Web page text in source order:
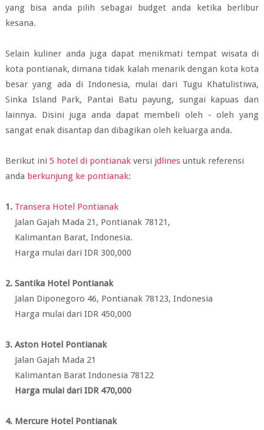
yang bisa anda pilih sebagai budget anda ketika berlibur
kesana.
Selain kuliner anda juga dapat menikmati tempat wisata di
kota pontianak, dimana tidak kalah menarik dengan kota kota
besar yang ada di Indonesia, mulai dari Tugu Khatulistiwa,
Sinka Island Park, Pantai Batu payung, sungai kapuas dan
lainnya. Disini juga anda dapat membeli oleh - oleh yang
sangat enak disantap dan dibagikan oleh keluarga anda.
Berikut ini 5 hotel di pontianakversi jdlinesuntuk referensi
anda berkunjung ke pontianak:
1. Transera Hotel Pontianak
Jalan Gajah Mada 21, Pontianak 78121,
Kalimantan Barat, Indonesia.
Harga mulai dari IDR 300,000
2. Santika Hotel Pontianak
Jalan Diponegoro 46, Pontianak 78123, Indonesia
Harga mulai dari IDR 450,000
3. Aston Hotel Pontianak
Jalan Gajah Mada 21
Kalimantan Barat Indonesia 78122
Harga mulai dari IDR 470,000
4. Mercure Hotel Pontianak